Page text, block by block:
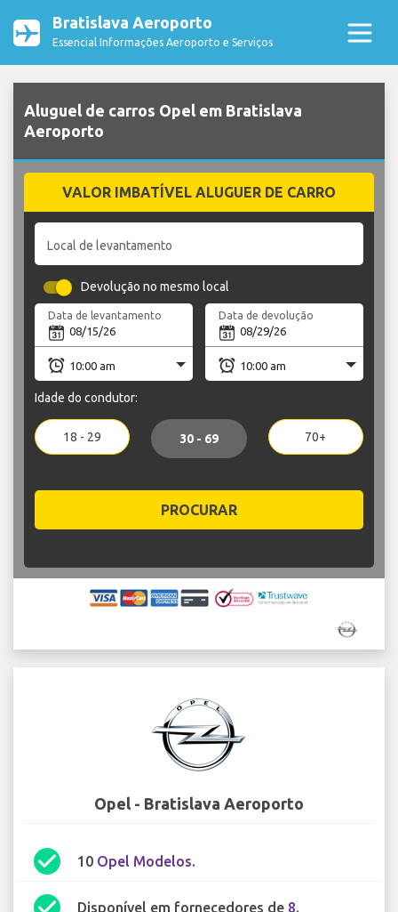
Bratislava Aeroporto
Essencial Informações Aeroporto e Serviços
Aluguel de carros Opel em Bratislava
Aeroporto
VALOR IMBATÍVEL ALUGUER DE CARRO
Local de levantamento
Devolução no mesmo local
Data de levantamento Data de devolução
Idade do condutor:
18 - 29 30 - 69 70+
PROCURAR
Opel - Bratislava Aeroporto
check_circle 10 Opel Modelos.
Disponível em fornecedores de 8.